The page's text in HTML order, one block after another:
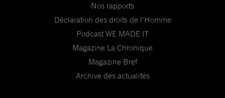
Nos rapports
Déclaration des droits de l'Homme
Podcast WE MADE IT
Magazine La Chronique
Magazine Bref
Archive des actualités